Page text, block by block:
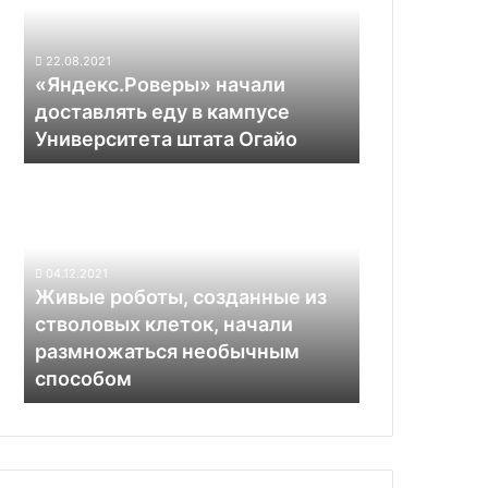
за
рулём
Университета
штата
Огайо
22.08.2021
«Яндекс.Роверы» начали
доставлять еду в кампусе
Университета штата Огайо
клеток,
размножаться
необычным
способом
04.12.2021
Живые роботы, созданные из
стволовых клеток, начали
размножаться необычным
способом